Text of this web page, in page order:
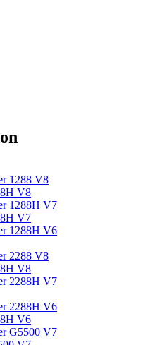
1288 V8
1288H V7
1288H V6
2288 V8
2288H V7
2288H V6
G5500 V7